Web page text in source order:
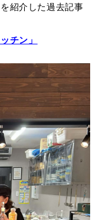
紹介した過去記事
チン」